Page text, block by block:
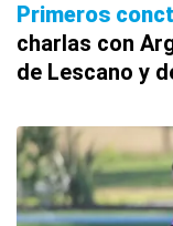
Primeros
charlas con
de Lescano y